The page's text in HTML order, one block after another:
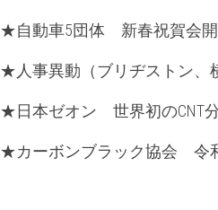
★自動車5団体　新春祝賀会
★人事異動（ブリヂストン、横
★日本ゼオン　世界初のCNT
★カーボンブラック協会　令